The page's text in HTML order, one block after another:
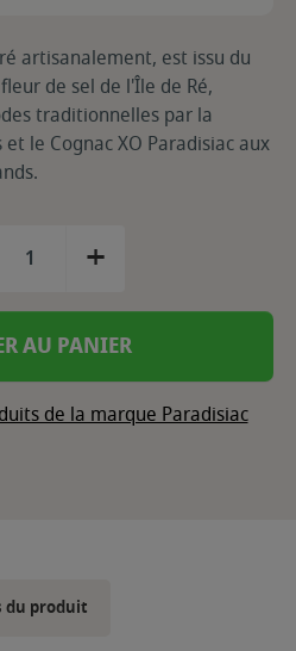
artisanalement, est issu du
de sel de l'Île de Ré,
traditionnelles par la
le Cognac XO Paradisiac aux
+
AU PANIER
de la marque Paradisiac
du produit